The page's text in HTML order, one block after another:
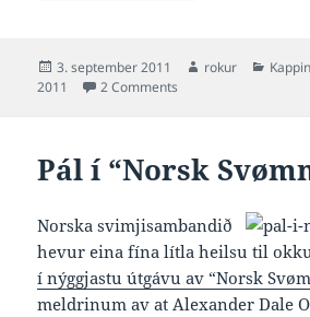
Posted
on
3. september 2011 Author
rokur
2011
2 Comments
Pál í “Norsk
Norska svimjisambandið
hevur eina fína lítla heilsu til
í nýggjastu útgávu av “Norsk
meldrinum av at Alexander Dale